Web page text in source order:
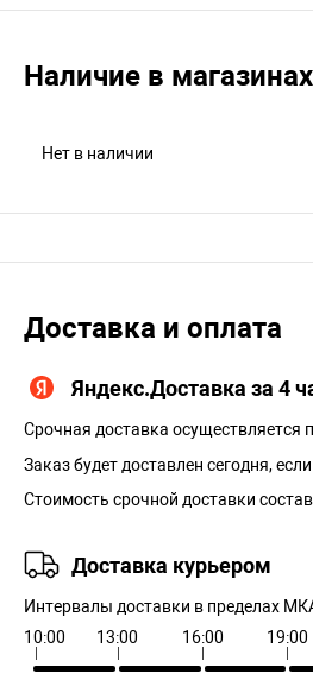
Наличие в магазинах
Нет в наличии
Доставка и оплата
Яндекс.Доставка за 4
Срочная доставка осуществляется
Заказ будет доставлен сегодня,
Стоимость срочной доставки
Доставка курьером
Интервалы доставки в пределах
10:00
13:00 16:00 19:00